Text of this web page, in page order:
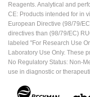
Reagents. Analytical and
CE: Products intended for in
European Directive (98/79/
directives than (98/79/EC)
labeled "For Research Use
Laboratory Use Only. These
No Regulatory Status: Non-
use in diagnostic or